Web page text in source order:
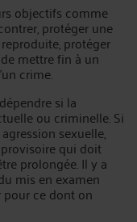
objectifs comme
protéger une
protéger
mettre fin à un
crime.
si la
ou criminelle. Si
sexuelle,
qui doit
prolongée. Il y a
mis en examen
ce dont on